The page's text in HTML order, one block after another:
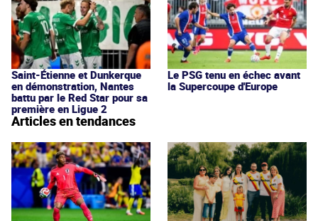
Saint-Étienne et Dunkerque
en démonstration, Nantes
battu par le Red Star pour sa
première en Ligue 2
Le PSG tenu en échec avant
la Supercoupe d'Europe
Articles en tendances